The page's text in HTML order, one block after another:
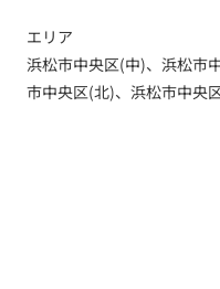
エリア
浜松市中央区(中)、浜松市
市中央区(北)、浜松市中央